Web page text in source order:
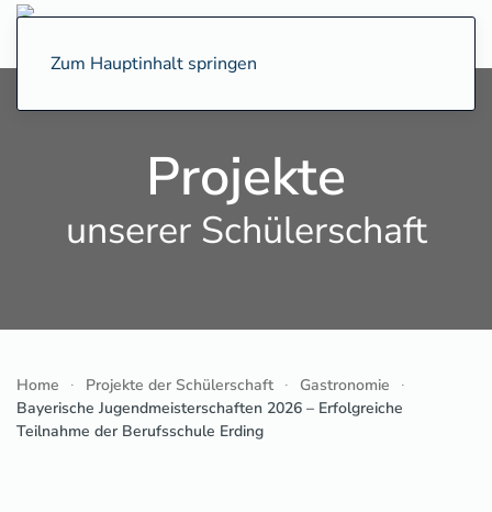
Zum Hauptinhalt springen
Projekte
unserer Schülerschaft
Home Projekte der Schülerschaft
Gastronomie
Bayerische Jugendmeisterschaften 2026 – Erfolgreiche
Teilnahme der Berufsschule Erding